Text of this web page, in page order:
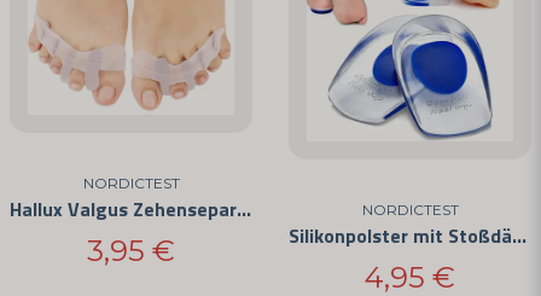
NORDICTEST
Hallux Valgus Zehenseparatoren
3,95 €
NORDICTEST
Silikonpolster mit Stoßdämpfung
4,95 €